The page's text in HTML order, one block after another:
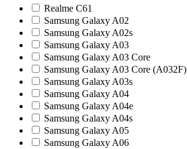
Realme C61
Samsung Galaxy A02
Samsung Galaxy A02s
Samsung Galaxy A03
Samsung Galaxy A03 Core
Samsung Galaxy A03 Core (A032F)
Samsung Galaxy A03s
Samsung Galaxy A04
Samsung Galaxy A04e
Samsung Galaxy A04s
Samsung Galaxy A05
Samsung Galaxy A06